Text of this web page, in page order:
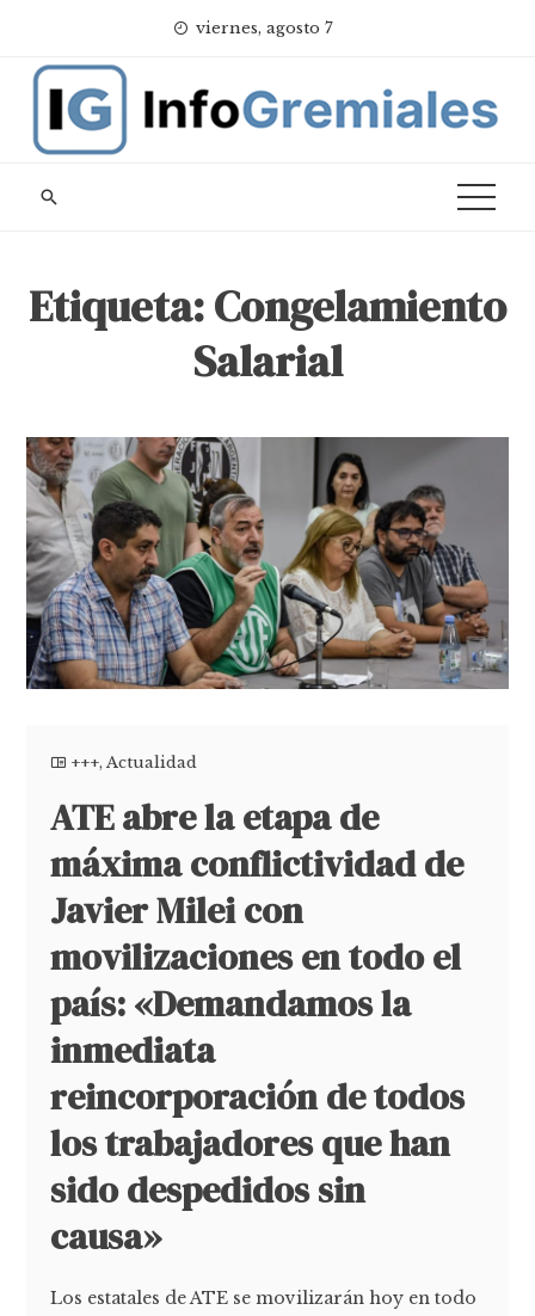
content
viernes, agosto 7
Etiqueta:Congelamiento
Salarial
+++,Actualidad
ATE abre la etapa de
máxima conflictividad de
Javier Milei con
movilizaciones en todo el
país: «Demandamos la
inmediata
reincorporación de todos
los trabajadores que han
sido despedidos sin
causa»
Los estatales de ATE se movilizarán hoy en todo